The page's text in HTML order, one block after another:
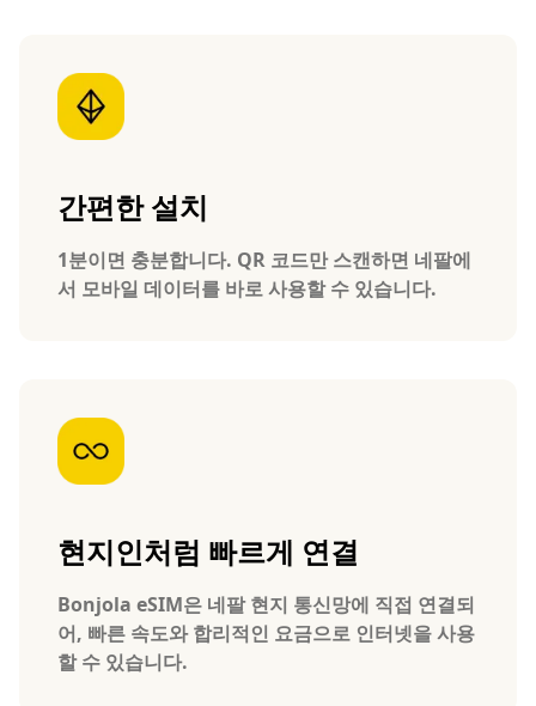
간편한 설치
1분이면 충분합니다. QR 코드만 스캔하면 네팔에
서 모바일 데이터를 바로 사용할 수 있습니다.
현지인처럼 빠르게 연결
Bonjola eSIM은 네팔 현지 통신망에 직접 연결되
어, 빠른 속도와 합리적인 요금으로 인터넷을 사용
할 수 있습니다.